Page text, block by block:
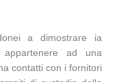
a dimostrare ia
ad una
contatti con i fornitori